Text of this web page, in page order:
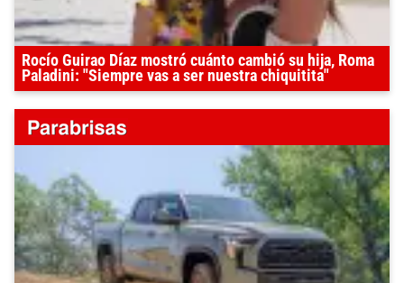
Rocío Guirao Díaz mostró cuánto cambió su hija, Roma
Paladini: "Siempre vas a ser nuestra chiquitita"